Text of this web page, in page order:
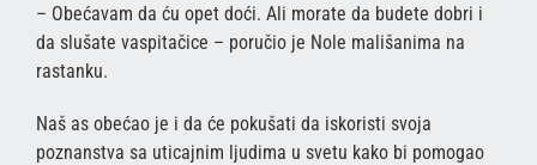
– Obećavam da ću opet doći. Ali morate da budete dobri i
da slušate vaspitačice – poručio je Nole mališanima na
rastanku.
Naš as obećao je i da će pokušati da iskoristi svoja
poznanstva sa uticajnim ljudima u svetu kako bi pomogao